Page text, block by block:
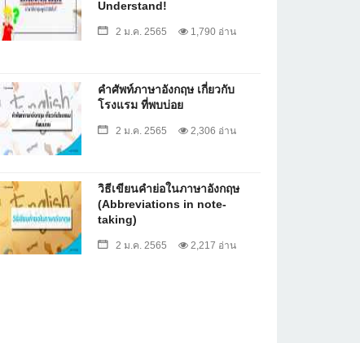
Understand!
2 ม.ค. 2565 1,790 อ่าน
คำศัพท์ภาษาอังกฤษ เกี่ยวกับ
โรงแรม ที่พบบ่อย
2 ม.ค. 2565 2,306 อ่าน
วิธีเขียนคำย่อในภาษาอังกฤษ
(Abbreviations in note-
taking)
2 ม.ค. 2565 2,217 อ่าน